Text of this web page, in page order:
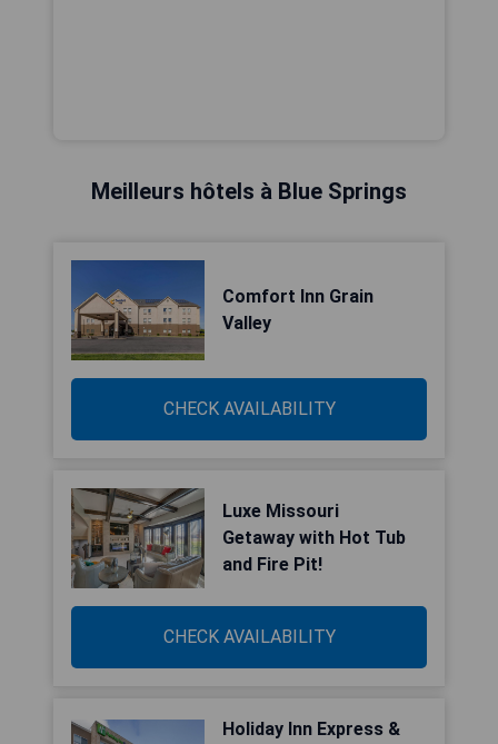
Meilleurs hôtels à Blue Springs
Comfort Inn Grain
Valley
CHECK AVAILABILITY
Luxe Missouri
Getaway with Hot Tub
and Fire Pit!
CHECK AVAILABILITY
Holiday Inn Express &